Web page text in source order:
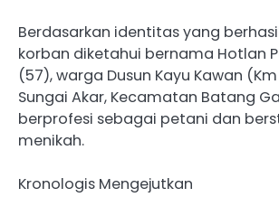
Berdasarkan identitas yang
korban diketahui bernama Hotlan
(57), warga Dusun Kayu Kawan
Sungai Akar, Kecamatan Batang
berprofesi sebagai petani dan
menikah.
Kronologis Mengejutkan